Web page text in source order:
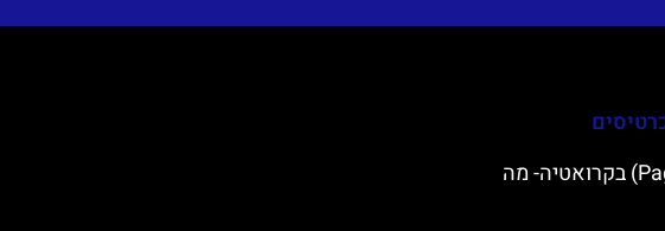
העיירה פאג (Pag) בקרואטיה- מה